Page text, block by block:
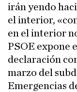
irán yendo
el interior,
en el interior
PSOE expone
declaración
marzo del
Emergencias